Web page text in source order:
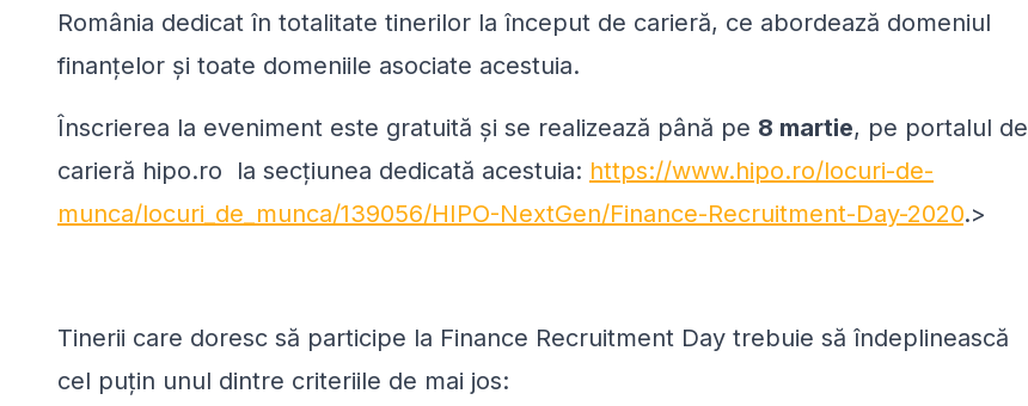
România dedicat în totalitate tinerilor la început de carieră, ce abordează domeniul
finanțelor și toate domeniile asociate acestuia.
Înscrierea la eveniment este gratuită și se realizează până pe 8 martie, pe portalul de
carieră hipo.ro la secțiunea dedicată acestuia: https://www.hipo.ro/locuri-de-
munca/locuri_de_munca/139056/HIPO-NextGen/Finance-Recruitment-Day-2020.>
Tinerii care doresc să participe la Finance Recruitment Day trebuie să îndeplinească
cel puțin unul dintre criteriile de mai jos: